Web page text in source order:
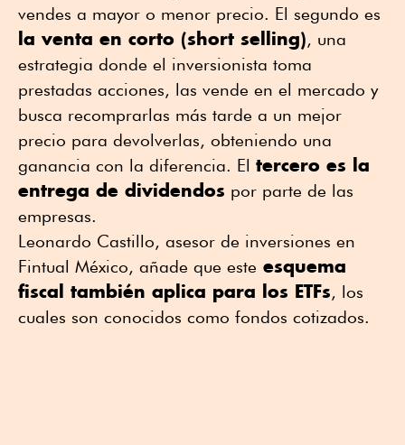
vendes a mayor o menor precio. El segundo es
la venta en corto (short selling), una
estrategia donde el inversionista toma
prestadas acciones, las vende en el mercado y
busca recomprarlas más tarde a un mejor
precio para devolverlas, obteniendo una
ganancia con la diferencia. El tercero es la
entrega de dividendos por parte de las
empresas.
Leonardo Castillo, asesor de inversiones en
Fintual México, añade que este esquema
fiscal también aplica para los ETFs, los
cuales son conocidos como fondos cotizados.